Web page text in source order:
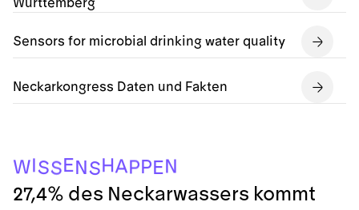
Württemberg
Sensors for microbial drinking water quality
Neckarkongress Daten und Fakten
WISSE N SHA P P EN
27,4% des Neckarwassers kommt